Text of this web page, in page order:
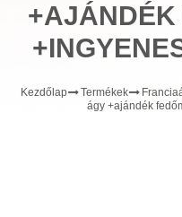
+AJÁNDÉK
Kezdőlap Termékek
ágy +ajándék